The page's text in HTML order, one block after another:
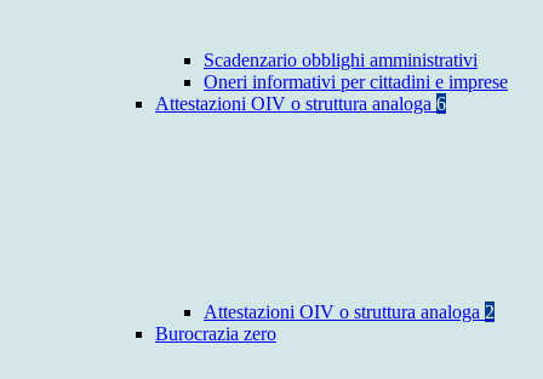
Scadenzario obblighi amministrativi
Oneri informativi per cittadini e imprese
Attestazioni OIV o struttura analoga 6
Attestazioni OIV o struttura analoga 2
Burocrazia zero